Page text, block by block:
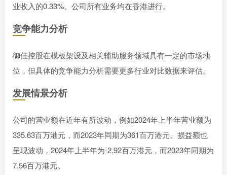
业收入的0.33%。公司所有业务均在香港进行。
竞争能力分析
御佳控股在模板架设及相关辅助服务领域具有一定的市场地
位，但具体的竞争能力分析需要更多行业对比数据来评估。
发展情景分析
公司的营业额在近年有所波动，例如2024年上半年营业额为
335.63百万港元，而2023年同期为361百万港元。损益额也
呈现波动，2024年上半年为-2.92百万港元，而2023年同期为
7.56百万港元。